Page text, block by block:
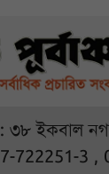
৩৮ ইকবাল
722251-3 ,